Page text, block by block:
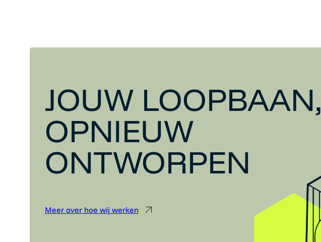
JOUW LOOPBAAN,
OPNIEUW
ONTWORPEN
Meer over hoe wij werken